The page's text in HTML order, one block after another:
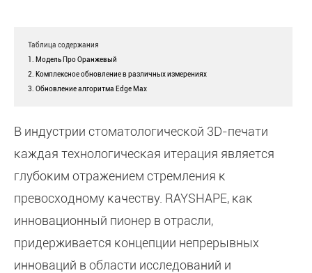
Таблица содержания
1. Модель Про Оранжевый
2. Комплексное обновление в различных измерениях
3. Обновление алгоритма Edge Max
В индустрии стоматологической 3D-печати
каждая технологическая итерация является
глубоким отражением стремления к
превосходному качеству. RAYSHAPE, как
инновационный пионер в отрасли,
придерживается концепции непрерывных
инноваций в области исследований и